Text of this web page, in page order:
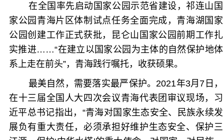
在全国率先启动国家公园示范省建设，祁连山国
家公园青海片区体制试点任务全面完成，青海湖国家
公园创建工作正式获批，昆仑山国家公园前期工作扎
实推进……“在建立以国家公园为主体的自然保护地体
系上走在前头”，青海践行嘱托，收获硕果。
最美自然，需要落实最严保护。2021年3月7日，
在十三届全国人大四次会议青海代表团审议现场，习
近平总书记指出，“青海对国家生态安全、民族永续发
展负有重大责任，必须承担好维护生态安全、保护三